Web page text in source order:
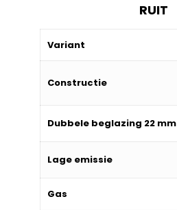
RUIT
Variant
Constructie
Dubbele beglazing 22 mm
Lage emissie
Gas